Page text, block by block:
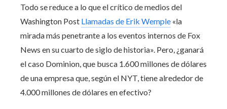
Todo se reduce a lo que el crítico de medios del
Washington Post Llamadas de Erik Wemple «la
mirada más penetrante a los eventos internos de Fox
News en su cuarto de siglo de historia». Pero, ¿ganará
el caso Dominion, que busca 1.600 millones de dólares
de una empresa que, según el NYT, tiene alrededor de
4.000 millones de dólares en efectivo?